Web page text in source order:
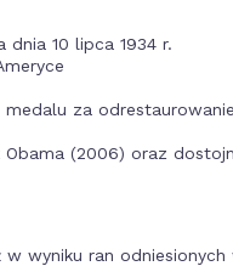
10 lipca 1934 r.
za
(2006) oraz
w wyniku ran